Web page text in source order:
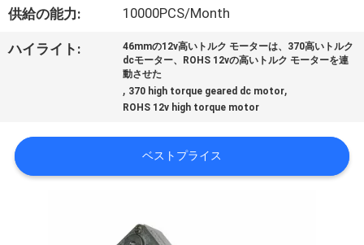
工
ア
ー
供給の能力: 10000PCS/Month
ハイライト:
46mmの12v高いトルク モーターは、370高いトルク
dcモーター、ROHS 12vの高いトルク モーターを連
動させた
, 370 high torque geared dc motor,
ROHS 12v high torque motor
ベストプライス